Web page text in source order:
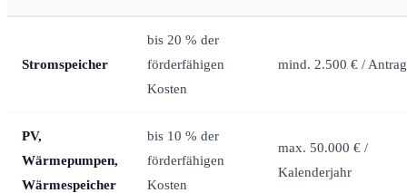
Stromspeicher
bis 20 % der
förderfähigen
Kosten
mind. 2.500 € / Antrag
PV,
Wärmepumpen,
Wärmespeicher
bis 10 % der
förderfähigen
Kosten
max. 50.000 € /
Kalenderjahr